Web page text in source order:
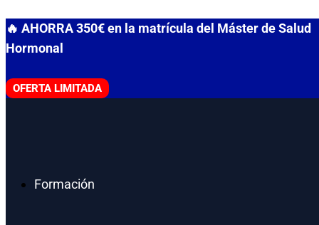
al
contenido
🔥 AHORRA 350€ en la matrícula del Máster de Salud
Hormonal
OFERTA LIMITADA
Formación